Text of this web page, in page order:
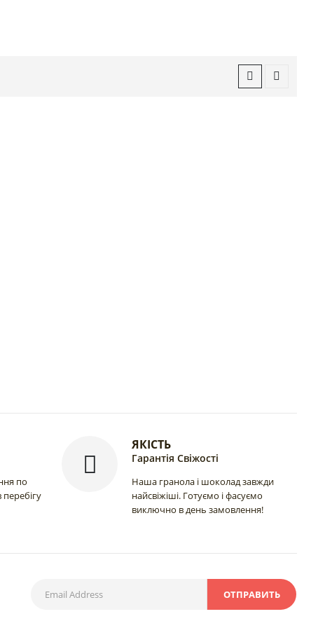
по
перебігу
ЯКІСТЬ
Гарантія Свіжості
Наша гранола і шоколад завжди
найсвіжіші. Готуємо і фасуємо
виключно в день замовлення!